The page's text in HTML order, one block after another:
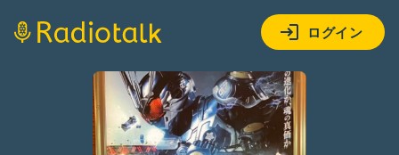
ログイン